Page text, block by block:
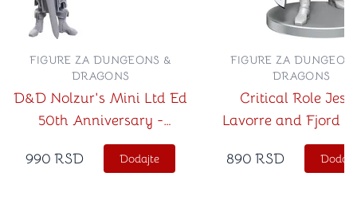
D&D Nolzur's Mini Ltd Ed
50th Anniversary -
Skeleton Knights
FIGURE ZA DUNGEONS &
DRAGONS
990 RSD Dodajte
Critical Role
Lavorre and Fjord
FIGURE ZA
DRAGONS
890 RSD